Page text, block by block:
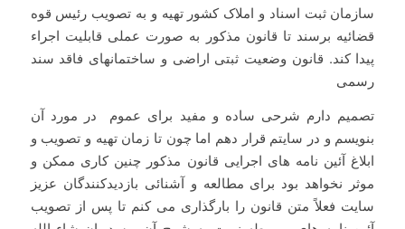
سازمان ثبت اسناد و املاک کشور تهیه و به تصویب رئیس قوه
قضائیه برسند تا قانون مذکور به صورت عملی قابلیت اجراء
پیدا کند. قانون وضعیت ثبتی اراضی و ساختمانهای فاقد سند
رسمی
تصمیم دارم شرحی ساده و مفید برای عموم در مورد آن
بنویسم و در سایتم قرار دهم اما چون تا زمان تهیه و تصویب و
ابلاغ آئین نامه های اجرایی قانون مذکور چنین کاری ممکن و
موثر نخواهد بود برای مطالعه و آشنائی بازدیدکنندگان عزیز
سایت فعلاً متن قانون را بارگذاری می کنم تا پس از تصویب